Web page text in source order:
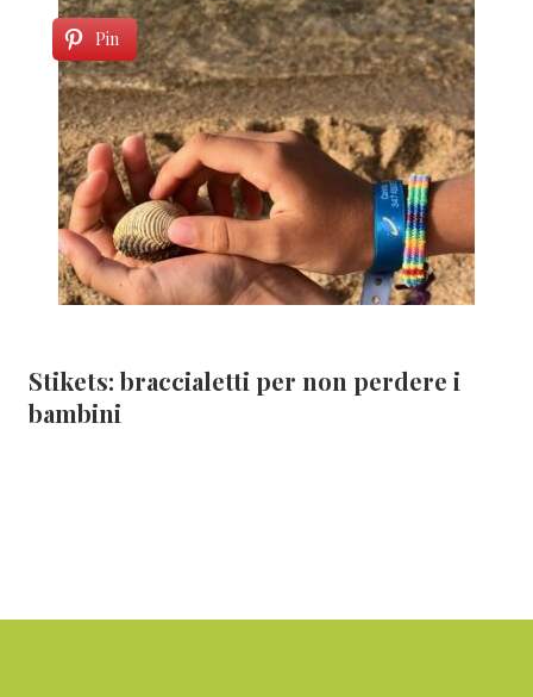
Pin
Stikets: braccialetti per non perdere i
bambini